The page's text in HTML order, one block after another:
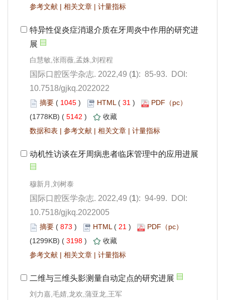
| |
): 85-93. DOI:
10.7518/gjkq.2022022
1045 ) 31 )
5142 )
|
| |
): 94-99. DOI:
10.7518/gjkq.2022005
873 ) 21 )
3198 )
|
|